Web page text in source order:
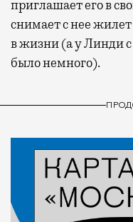
приглашает его в
снимает с нее
в жизни (а у Линди
было немного).